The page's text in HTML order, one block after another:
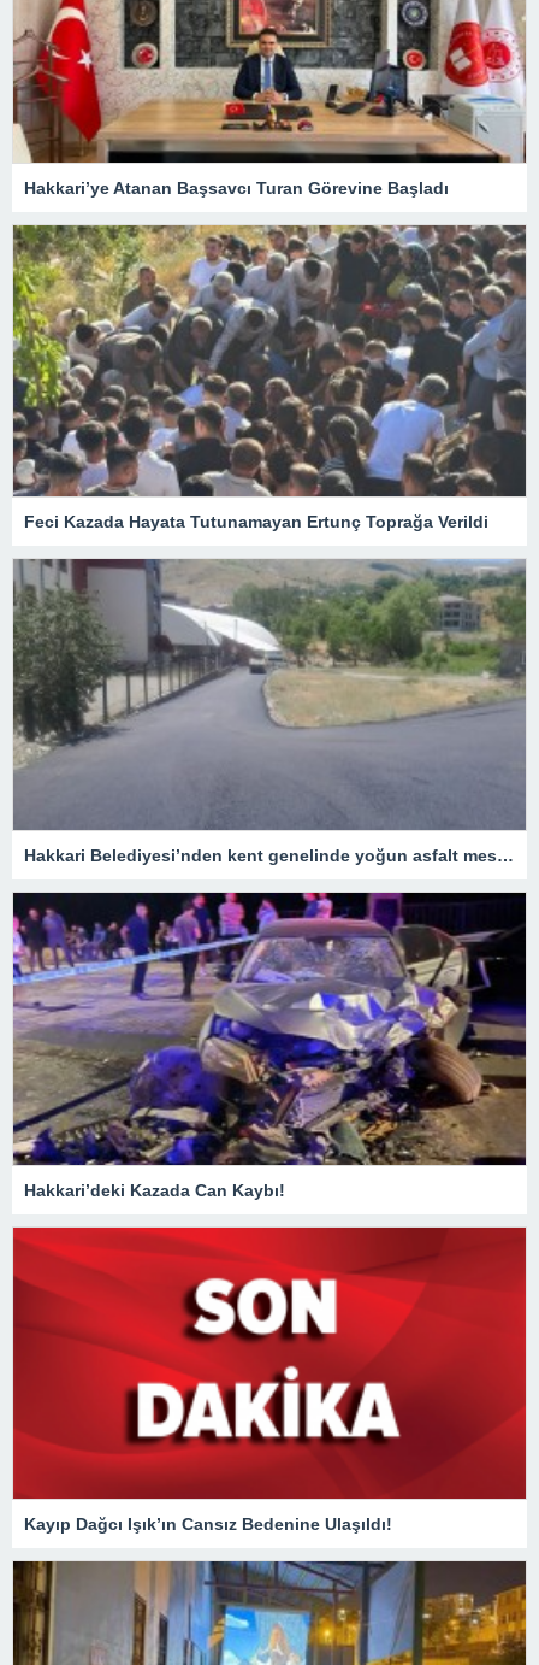
Hakkari’ye Atanan Başsavcı Turan Görevine Başladı
Feci Kazada Hayata Tutunamayan Ertunç Toprağa Verildi
Hakkari Belediyesi’nden kent genelinde yoğun asfalt mesaisi
Hakkari’deki Kazada Can Kaybı!
Kayıp Dağcı Işık’ın Cansız Bedenine Ulaşıldı!